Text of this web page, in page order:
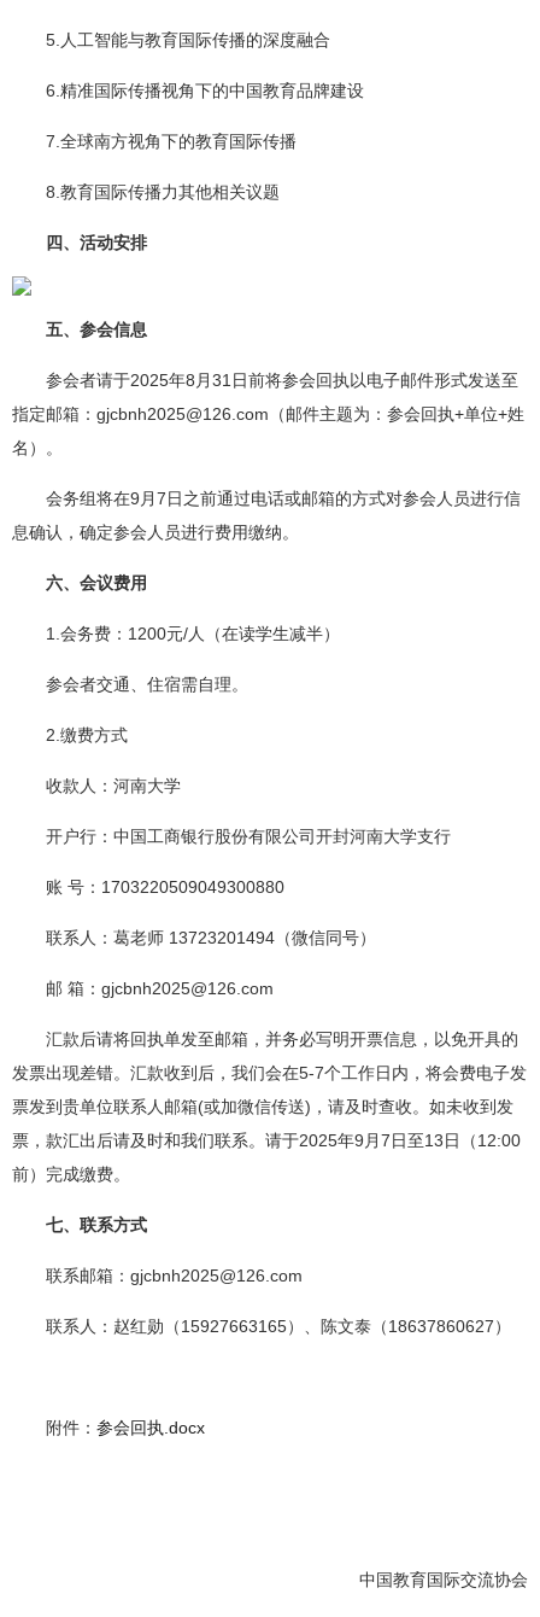
5.人工智能与教育国际传播的深度融合
6.精准国际传播视角下的中国教育品牌建设
7.全球南方视角下的教育国际传播
8.教育国际传播力其他相关议题
四、活动安排
五、参会信息
参会者请于2025年8月31日前将参会回执以电子邮件形式发送至
指定邮箱：gjcbnh2025@126.com（邮件主题为：参会回执+单位+姓
名）。
会务组将在9月7日之前通过电话或邮箱的方式对参会人员进行信
息确认，确定参会人员进行费用缴纳。
六、会议费用
1.会务费：1200元/人（在读学生减半）
参会者交通、住宿需自理。
2.缴费方式
收款人：河南大学
开户行：中国工商银行股份有限公司开封河南大学支行
账 号：1703220509049300880
联系人：葛老师 13723201494（微信同号）
邮 箱：gjcbnh2025@126.com
汇款后请将回执单发至邮箱，并务必写明开票信息，以免开具的
发票出现差错。汇款收到后，我们会在5-7个工作日内，将会费电子发
票发到贵单位联系人邮箱(或加微信传送)，请及时查收。如未收到发
票，款汇出后请及时和我们联系。请于2025年9月7日至13日（12:00
前）完成缴费。
七、联系方式
联系邮箱：gjcbnh2025@126.com
联系人：赵红勋（15927663165）、陈文泰（18637860627）
附件： 参会回执.docx
中国教育国际交流协会